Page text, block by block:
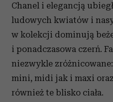
Chanel i elegancją
ludowych kwiatów i
w kolekcji dominują
i ponadczasowa czerń.
niezwykle
mini, midi jak i maxi
również te blisko ciała.